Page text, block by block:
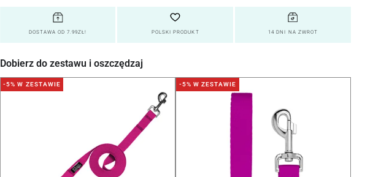
DOSTAWA OD 7.99ZŁ! POLSKI PRODUKT 14 DNI NA ZWROT
Dobierz do zestawu i oszczędzaj
-5% W ZESTAWIE -5% W ZESTAWIE